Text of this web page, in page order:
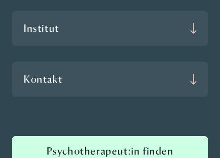
Institut
Kontakt
Psychotherapeut:in finden